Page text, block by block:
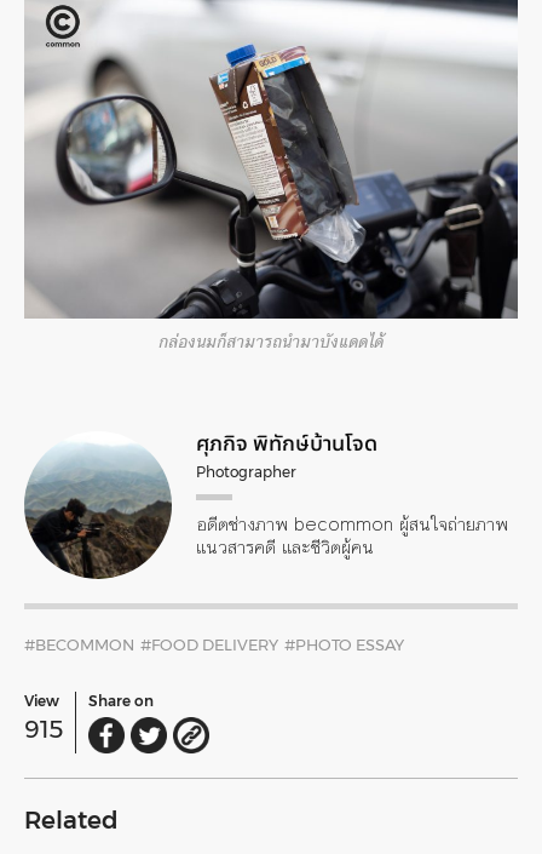
กล่องนมก็สามารถนำมาบังแดดได้
ศุภกิจ พิทักษ์บ้านโจด
Photographer
อดีตช่างภาพ becommon ผู้สนใจถ่ายภาพ
แนวสารคดี และชีวิตผู้คน
#BECOMMON #FOOD DELIVERY #PHOTO ESSAY
View
915
Share on
Related